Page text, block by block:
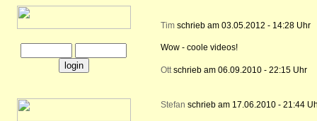
Timschrieb am 03.05.2012 - 14:28 Uhr
Wow - coole videos!
Ottschrieb am 06.09.2010 - 22:15 Uhr
Stefan schrieb am 17.06.2010 - 21:44